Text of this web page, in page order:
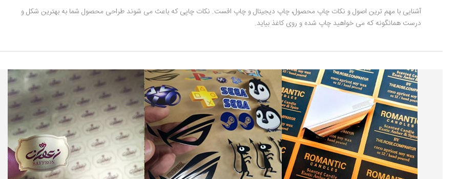
آشنایی با مهم ترین اصول و نکات چاپ محصول، چاپ دیجیتال و چاپ افست. نکات چاپی که باعث می شوند طراحی محصول شما به بهترین شکل و
درست همانگونه که می خواهید چاپ شده و روی کاغذ بیاید.